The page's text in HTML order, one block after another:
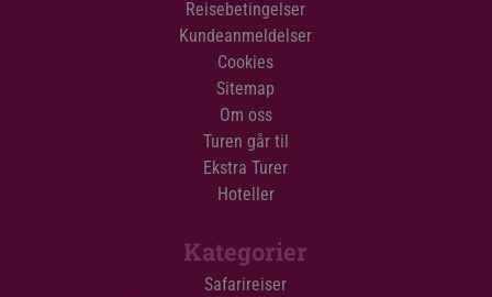
Reisebetingelser
Kundeanmeldelser
Cookies
Sitemap
Om oss
Turen går til
Ekstra Turer
Hoteller
Kategorier
Safarireiser